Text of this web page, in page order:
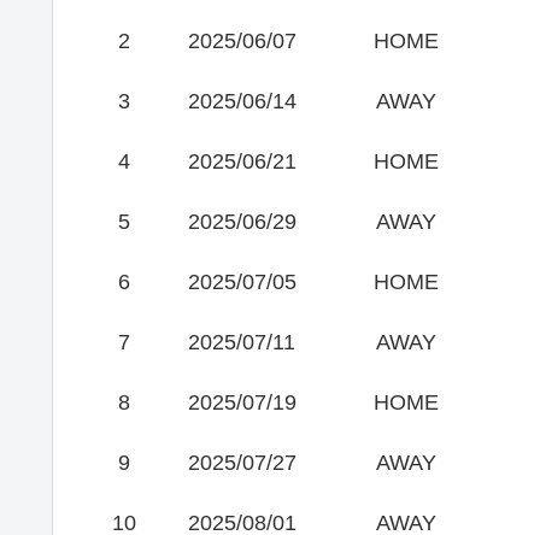
2 2025/06/07 HOME
3 2025/06/14 AWAY
4 2025/06/21 HOME
5 2025/06/29 AWAY
6 2025/07/05 HOME
7 2025/07/11 AWAY
8 2025/07/19 HOME
9 2025/07/27 AWAY
10 2025/08/01 AWAY